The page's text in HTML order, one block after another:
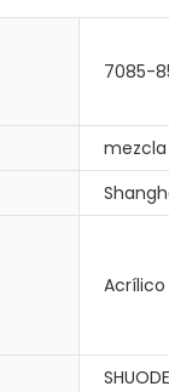
7085-
mezcla
Acrílico
SHUODE